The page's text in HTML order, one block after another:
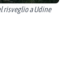
risveglio a Udine